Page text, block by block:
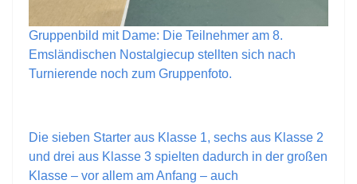
Gruppenbild mit Dame: Die Teilnehmer am 8.
Emsländischen Nostalgiecup stellten sich nach
Turnierende noch zum Gruppenfoto.
Die sieben Starter aus Klasse 1, sechs aus Klasse 2
und drei aus Klasse 3 spielten dadurch in der großen
Klasse – vor allem am Anfang – auch